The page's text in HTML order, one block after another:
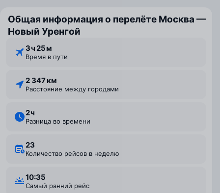
Общая информация о перелёте Москва —
Новый Уренгой
3 ⁠ч 25 ⁠м
Время в пути
2 347 км
Расстояние между городами
2 ⁠ч
Разница во времени
23
Количество рейсов в неделю
10:35
Самый ранний рейс